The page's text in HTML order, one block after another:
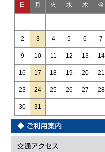
日 月 火 水 木 金
2 3 4 5 6 7
9 10 11 12 13 14
16 17 18 19 20 21
23 24 25 26 27 28
30 31